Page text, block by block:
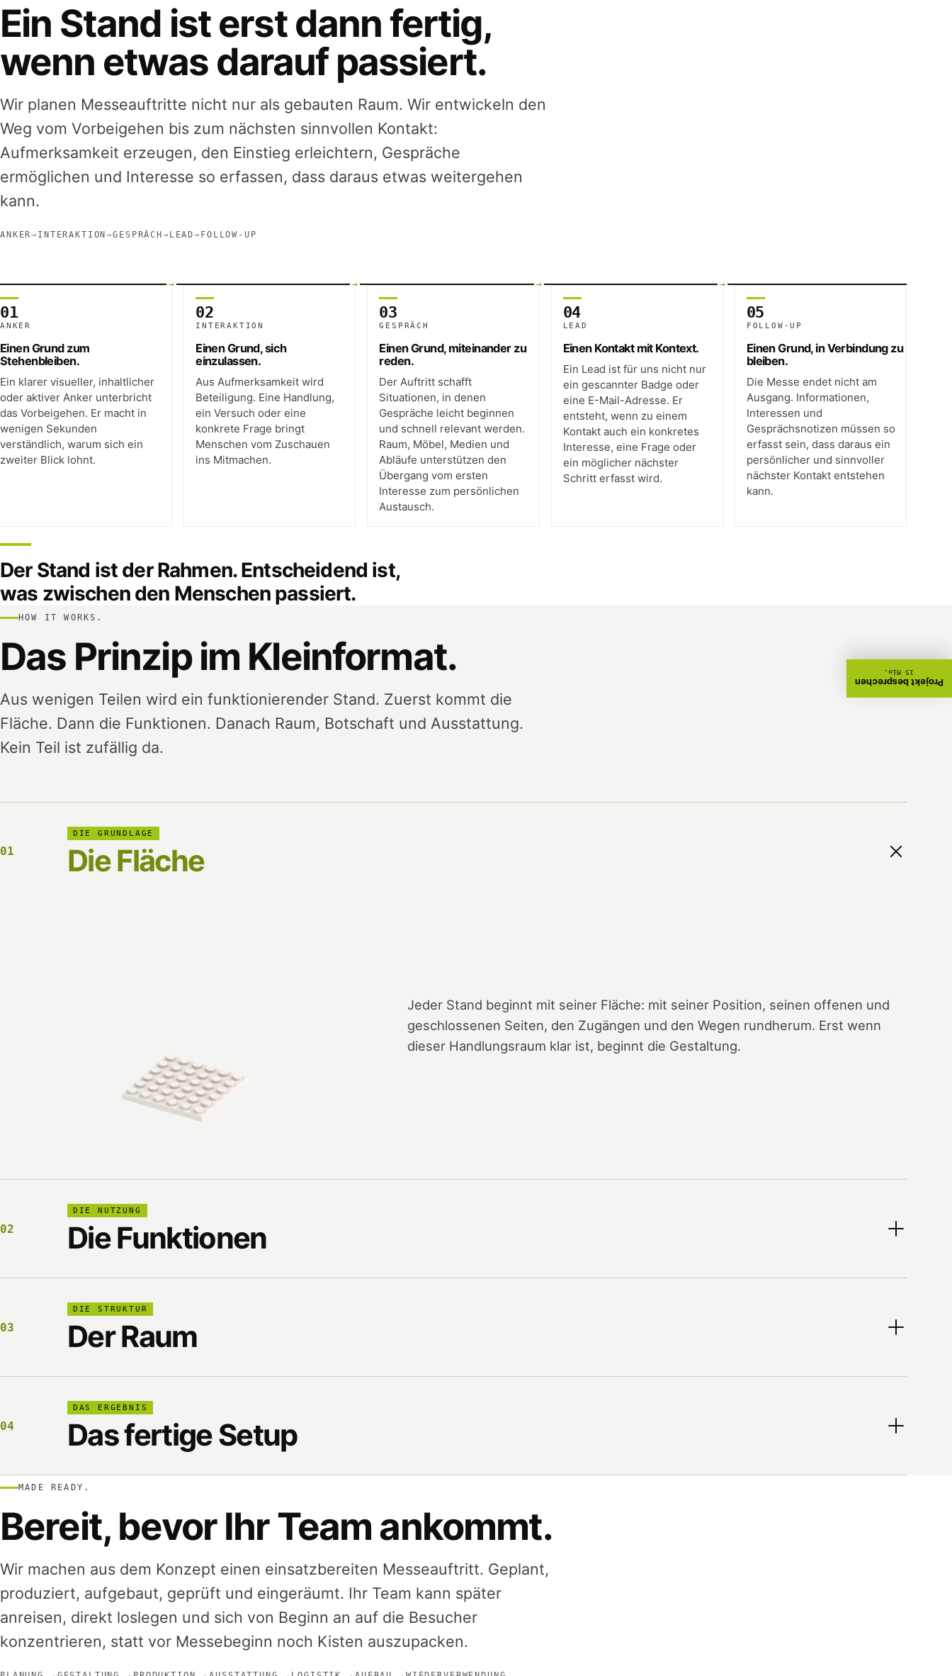
Ein Stand ist erst dann fertig,
wenn etwas darauf passiert.
Wir planen Messeauftritte nicht nur als gebauten Raum. Wir entwickeln den
Weg vom Vorbeigehen bis zum nächsten sinnvollen Kontakt:
Aufmerksamkeit erzeugen, den Einstieg erleichtern, Gespräche
ermöglichen und Interesse so erfassen, dass daraus etwas weitergehen
kann.
ANKER→ INTERAKTION→GESPRÄCH → LEAD→ FOLLOW-UP
01
ANKER
Einen Grund zum
Stehenbleiben.
Ein klarer visueller, inhaltlicher
oder aktiver Anker unterbricht
das Vorbeigehen. Er macht in
wenigen Sekunden
verständlich, warum sich ein
zweiter Blick lohnt.
02
INTERAKTION
Einen Grund, sich
einzulassen.
Aus Aufmerksamkeit wird
Beteiligung. Eine Handlung,
ein Versuch oder eine
konkrete Frage bringt
Menschen vom Zuschauen
ins Mitmachen.
03
GESPRÄCH
Einen Grund, miteinander zu
reden.
Der Auftritt schafft
Situationen, in denen
Gespräche leicht beginnen
und schnell relevant werden.
Raum, Möbel, Medien und
Abläufe unterstützen den
Übergang vom ersten
Interesse zum persönlichen
Austausch.
04
LEAD
Einen Kontakt mit Kontext.
Ein Lead ist für uns nicht nur
ein gescannter Badge oder
eine E-Mail-Adresse. Er
entsteht, wenn zu einem
Kontakt auch ein konkretes
Interesse, eine Frage oder
ein möglicher nächster
Schritt erfasst wird.
05
FOLLOW-UP
Einen Grund, in Verbindung zu
bleiben.
Die Messe endet nicht am
Ausgang. Informationen,
Interessen und
Gesprächsnotizen müssen so
erfasst sein, dass daraus ein
persönlicher und sinnvoller
nächster Kontakt entstehen
kann.
Der Stand ist der Rahmen. Entscheidend ist,
was zwischen den Menschen passiert.
HOW IT WORKS.
Das Prinzip im Kleinformat.
Aus wenigen Teilen wird ein funktionierender Stand. Zuerst kommt die
Fläche. Dann die Funktionen. Danach Raum, Botschaft und Ausstattung.
Kein Teil ist zufällig da.
01
DIE GRUNDLAGE
Die Fläche
Jeder Stand beginnt mit seiner Fläche: mit seiner Position, seinen offenen und
geschlossenen Seiten, den Zugängen und den Wegen rundherum. Erst wenn
dieser Handlungsraum klar ist, beginnt die Gestaltung.
02
DIE NUTZUNG
Die Funktionen
03
DIE STRUKTUR
Der Raum
04
DAS ERGEBNIS
Das fertige Setup
MADE READY.
Bereit, bevor Ihr Team ankommt.
Wir machen aus dem Konzept einen einsatzbereiten Messeauftritt. Geplant,
produziert, aufgebaut, geprüft und eingeräumt. Ihr Team kann später
anreisen, direkt loslegen und sich von Beginn an auf die Besucher
konzentrieren, statt vor Messebeginn noch Kisten auszupacken.
Projekt besprechen
15 Min.